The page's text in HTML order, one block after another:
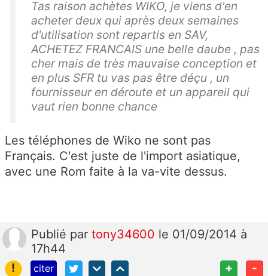
Tas raison achètes WIKO, je viens d'en
acheter deux qui après deux semaines
d'utilisation sont repartis en SAV,
ACHETEZ FRANCAIS une belle daube , pas
cher mais de très mauvaise conception et
en plus SFR tu vas pas être déçu , un
fournisseur en déroute et un appareil qui
vaut rien bonne chance
Les téléphones de Wiko ne sont pas
Français. C'est juste de l'import asiatique,
avec une Rom faite à la va-vite dessus.
Publié par tony34600 le 01/09/2014 à
17h44
!
citer + -